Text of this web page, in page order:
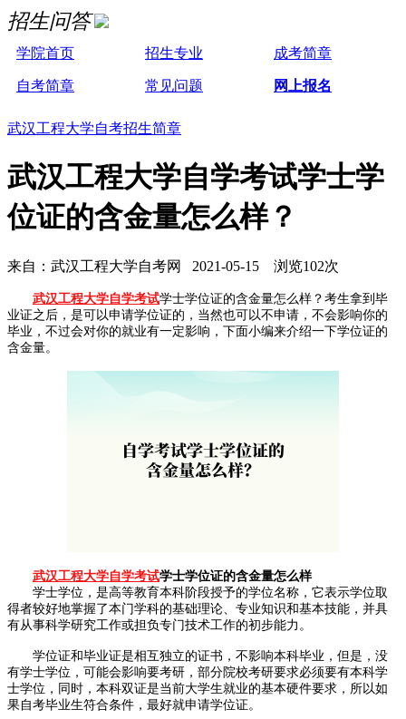
招生问答
学院首页 招生专业 成考简章
自考简章 常见问题 网上报名
武汉工程大学自考招生简章
武汉工程大学自学考试学士学
位证的含金量怎么样？
来自：武汉工程大学自考网 2021-05-15 浏览102次
武汉工程大学自学考试学士学位证的含金量怎么样？考生拿到毕
业证之后，是可以申请学位证的，当然也可以不申请，不会影响你的
毕业，不过会对你的就业有一定影响，下面小编来介绍一下学位证的
含金量。
武汉工程大学自学考试学士学位证的含金量怎么样
学士学位，是高等教育本科阶段授予的学位名称，它表示学位取
得者较好地掌握了本门学科的基础理论、专业知识和基本技能，并具
有从事科学研究工作或担负专门技术工作的初步能力。
学位证和毕业证是相互独立的证书，不影响本科毕业，但是，没
有学士学位，可能会影响要考研，部分院校考研要求必须要有本科学
士学位，同时，本科双证是当前大学生就业的基本硬件要求，所以如
果自考毕业生符合条件，最好就申请学位证。